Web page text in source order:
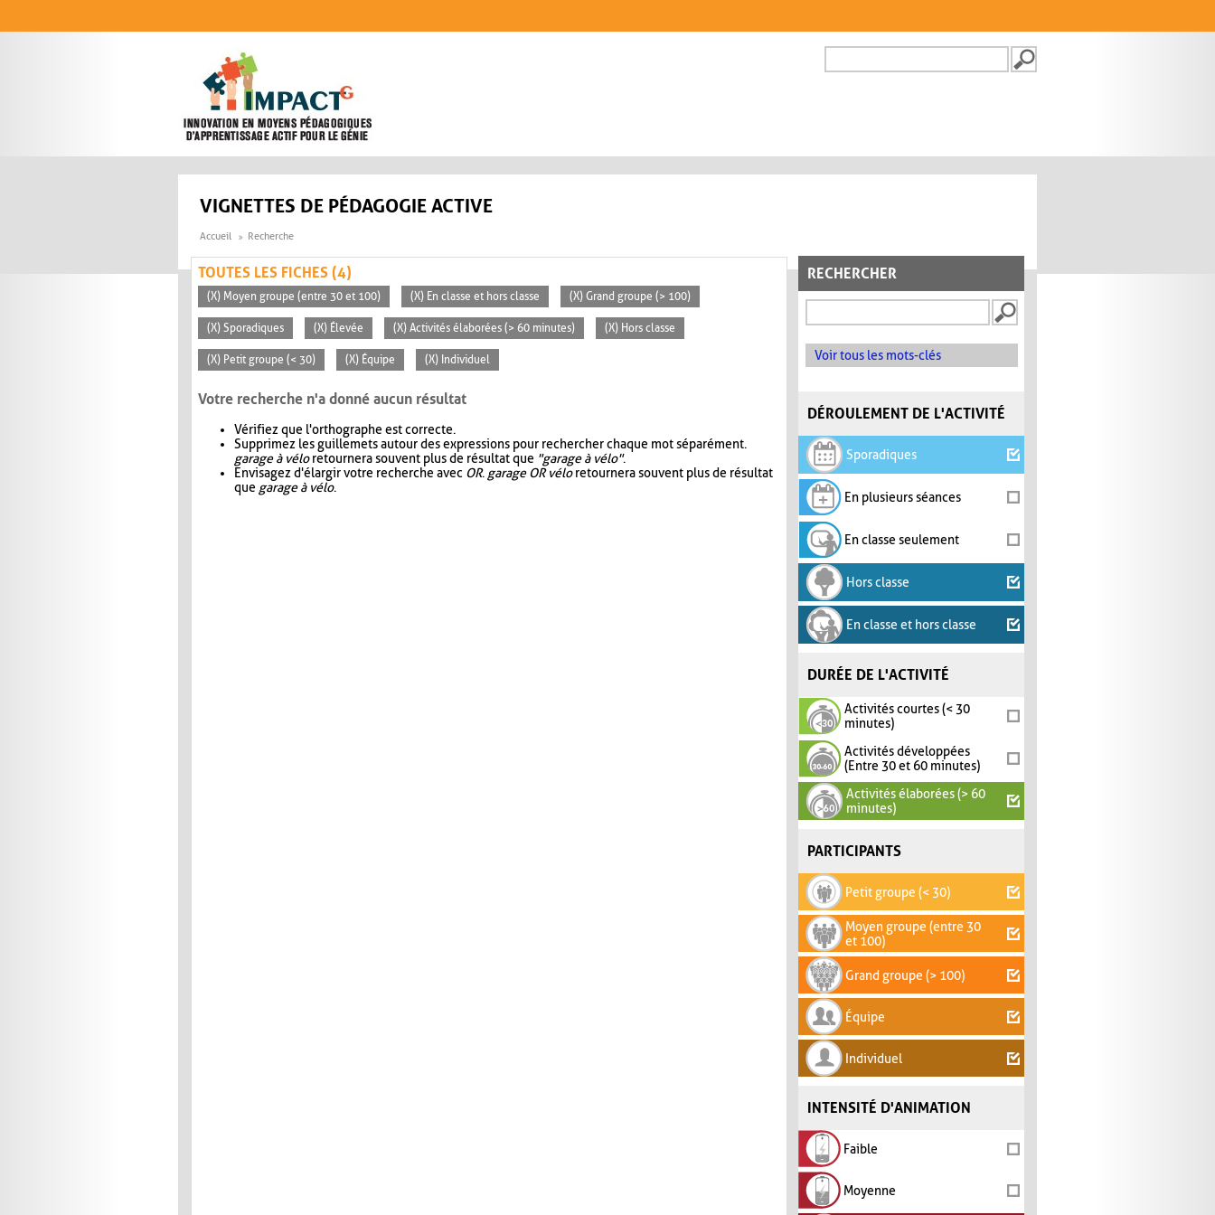
FORMULAIRE DE
VIGNETTES DE PÉDAGOGIE ACTIVE
Accueil Recherche
RECHERCHER
Voir tous les mots-clés
DÉROULEMENT DE L'ACTIVITÉ
Sporadiques
En plusieurs séances
En classe seulement
Hors classe
En classe et hors classe
DURÉE DE L'ACTIVITÉ
Activités courtes (< 30
minutes)
Activités développées
(Entre 30 et 60 minutes)
Activités élaborées (> 60
minutes)
PARTICIPANTS
Petit groupe (< 30)
Moyen groupe (entre 30
et 100)
Grand groupe (> 100)
Équipe
Individuel
INTENSITÉ D'ANIMATION
Faible
Moyenne
TOUTES LES FICHES (4)
(X) Moyen groupe (entre 30 et 100) (X) En classe et hors classe (X) Grand groupe (> 100)
(X) Sporadiques (X) Élevée (X) Activités élaborées (> 60 minutes) (X) Hors classe
(X) Petit groupe (< 30) (X) Équipe (X) Individuel
Votre recherche n'a donné aucun résultat
Vérifiez que l'orthographe est correcte.
Supprimez les guillemets autour des expressions pour rechercher chaque mot séparément.
garage à véloretournera souvent plus de résultat que "garage à vélo".
Envisagez d'élargir votre recherche avec OR. garage OR véloretournera souvent plus de résultat
que garage à vélo.